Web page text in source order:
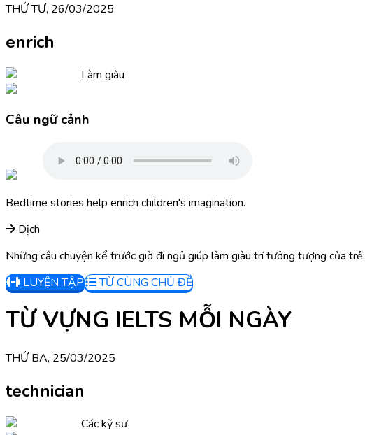
THỨ TƯ, 26/03/2025
enrich
Làm giàu
Câu ngữ cảnh
Bedtime stories help enrich children's imagination.
Dịch
Những câu chuyện kể trước giờ đi ngủ giúp làm giàu trí tưởng tượng của trẻ.
LUYỆN TẬP
TỪ CÙNG CHỦ ĐỀ
TỪ VỰNG IELTS MỖI NGÀY
THỨ BA, 25/03/2025
technician
Các kỹ sư